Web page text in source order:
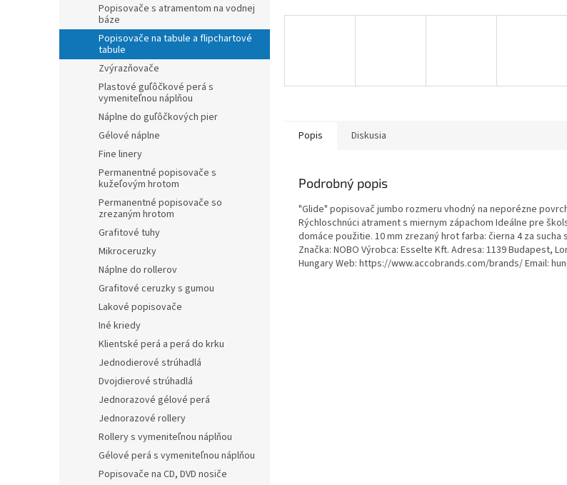
Popisovače s atramentom na vodnej
báze
Popisovače na tabule a flipchartové
tabule
Zvýrazňovače
Plastové guľôčkové perá s
vymeniteľnou náplňou
Náplne do guľôčkových pier
Gélové náplne
Fine linery
Permanentné popisovače s
kužeľovým hrotom
Permanentné popisovače so
zrezaným hrotom
Grafitové tuhy
Mikroceruzky
Náplne do rollerov
Grafitové ceruzky s gumou
Lakové popisovače
Iné kriedy
Klientské perá a perá do krku
Jednodierové strúhadlá
Dvojdierové strúhadlá
Jednorazové gélové perá
Jednorazové rollery
Rollery s vymeniteľnou náplňou
Gélové perá s vymeniteľnou náplňou
Popisovače na CD, DVD nosiče
Popis Diskusia
Podrobný popis
"Glide" popisovač jumbo rozmeru vhodný na neporézne
Rýchloschnúci atrament s miernym zápachom Ideálne pre
domáce použitie. 10 mm zrezaný hrot farba: čierna 4 za
Značka: NOBO Výrobca: Esselte Kft. Adresa: 1139 Budapest,
Hungary Web: https://www.accobrands.com/brands/ Email: